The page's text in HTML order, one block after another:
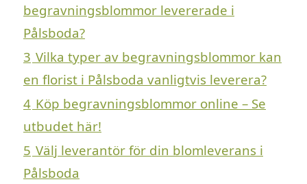
begravningsblommor levererade i
Pålsboda?
3 Vilka typer av begravningsblommor kan
en florist i Pålsboda vanligtvis leverera?
4 Köp begravningsblommor online – Se
utbudet här!
5 Välj leverantör för din blomleverans i
Pålsboda